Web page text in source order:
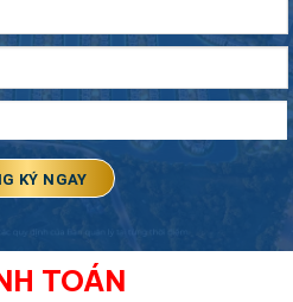
TOÁN